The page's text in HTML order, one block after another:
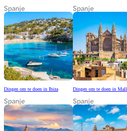
Spanje Spanje
Dingen om te doen in Ibiza
Spanje
Dingen om te doen in
Spanje